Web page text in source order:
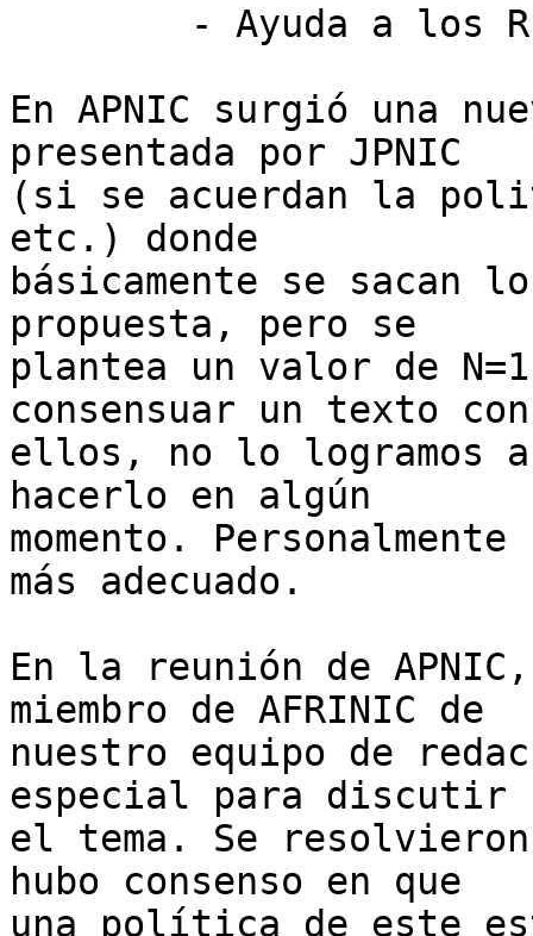
En APNIC surgió una
presentada por JPNIC
(si se acuerdan la
etc.) donde
básicamente se sacan
propuesta, pero se
plantea un valor de
consensuar un texto
ellos, no lo logramos
hacerlo en algún
momento.
más adecuado.
En la reunión de
miembro de AFRINIC de
nuestro equipo de
especial para
el tema. Se resolvieron
hubo consenso en que
una política de este